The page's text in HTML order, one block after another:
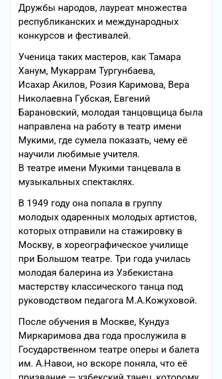
Дружбы народов, лауреат множества
республиканских и международных
конкурсов и фестивалей.
Ученица таких мастеров, как Тамара
Ханум, Мукаррам Тургунбаева,
Исахар Акилов, Розия Каримова, Вера
Николаевна Губская, Евгений
Барановский, молодая танцовщица была
направлена на работу в театр имени
Мукими, где сумела показать, чему её
научили любимые учителя.
В театре имени Мукими танцевала в
музыкальных спектаклях.
В 1949 году она попала в группу
молодых одаренных молодых артистов,
которых отправили на стажировку в
Москву, в хореографическое училище
при Большом театре. Три года училась
молодая балерина из Узбекистана
мастерству классического танца под
руководством педагога М.А.Кожуховой.
После обучения в Москве, Кундуз
Миркаримова два года прослужила в
Государственном театре оперы и балета
им. А.Навои, но вскоре поняла, что её